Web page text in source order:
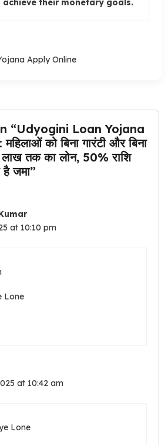
achieve their monetary goals.
Apply Online
“Udyogini Loan Yojana
को बिना गारंटी और बिना
लाख तक का लोन, 50% राशि
है जमा”
at 10:10 pm
Lone
at 10:42 am
Lone